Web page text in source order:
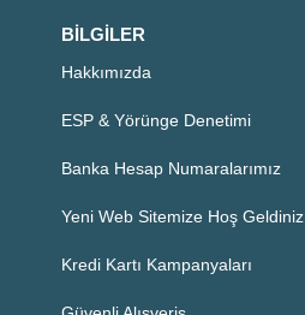
BILGILER
Hakkımızda
ESP & Yörünge Denetimi
Banka Hesap Numaralarımız
Yeni Web Sitemize Hoş Geldiniz
Kredi Kartı Kampanyaları